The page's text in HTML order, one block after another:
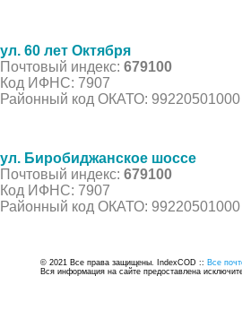
ул. 60 лет Октября
Почтовый индекс: 679100
Код ИФНС: 7907
Районный код ОКАТО: 99220501000
ул. Биробиджанское шоссе
Почтовый индекс: 679100
Код ИФНС: 7907
Районный код ОКАТО: 99220501000
© 2021 Все права защищены. IndexCOD :: Все
Вся информация на сайте предоставлена